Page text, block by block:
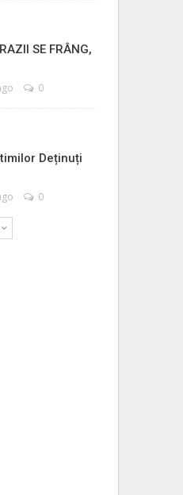
SE FRÂNG,
0
Deținuți
0